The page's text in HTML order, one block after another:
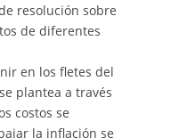
resolución sobre
de diferentes
en los fletes del
plantea a través
costos se
la inflación se